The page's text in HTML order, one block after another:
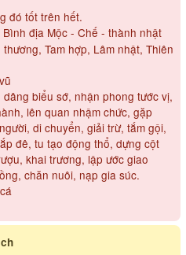
đó tốt trên hết.
Bình địa Mộc - Chế - thành nhật
Tam hợp, Lâm nhật, Thiên
biểu sớ, nhận phong tước vị,
lên quan nhậm chức, gặp
di chuyển, giải trừ, tắm gội,
đê, tu tạo động thổ, dựng cột
khai trương, lập ước giao
chăn nuôi, nạp gia súc.